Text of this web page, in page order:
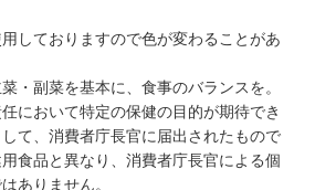
しておりますので色が変わることがあ
・副菜を基本に、食事のバランスを。
において特定の保健の目的が期待でき
て、消費者庁長官に届出されたもので
食品と異なり、消費者庁長官による個
ありません。